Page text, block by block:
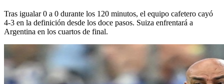
Tras igualar 0 a 0 durante los 120 minutos, el equipo cafetero cayó
4-3 en la definición desde los doce pasos. Suiza enfrentará a
Argentina en los cuartos de final.